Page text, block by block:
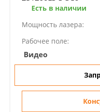
Есть в наличии
Мощность лазера:
Рабочее поле:
Видео